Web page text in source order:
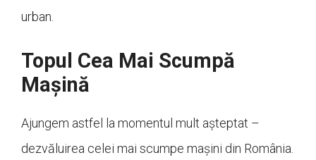
urban.
Topul Cea Mai Scumpă
Mașină
Ajungem astfel la momentul mult așteptat –
dezvăluirea celei mai scumpe mașini din România.